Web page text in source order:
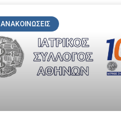
ΑΝΑΚΟΙΝΏΣΕΙΣ